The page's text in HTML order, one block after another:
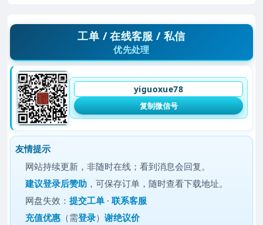
工单 / 在线客服 / 私信
优先处理
yiguoxue78
复制微信号
友情提示
网站持续更新，非随时在线；看到消息会回复。
建议登录后赞助 ，可保存订单，随时查看下载地址。
网盘失效：提交工单 ·联系客服
充值优惠 （需登录）谢绝议价